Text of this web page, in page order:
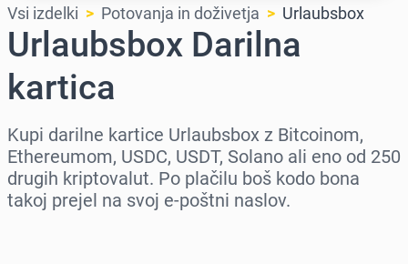
Vsi izdelki Potovanja in doživetja Urlaubsbox
Urlaubsbox Darilna
kartica
Kupi darilne kartice Urlaubsbox z Bitcoinom,
Ethereumom, USDC, USDT, Solano ali eno od 250
drugih kriptovalut. Po plačilu boš kodo bona
takoj prejel na svoj e-poštni naslov.